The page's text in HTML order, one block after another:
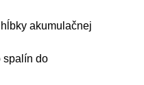
akumulačnej
spalín do